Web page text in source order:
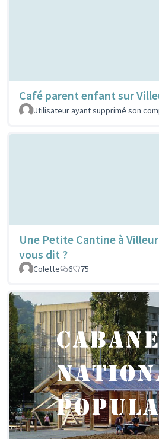
Café parent enfant sur
Utilisateur ayant supprimé son
Une Petite Cantine à
vous dit ?
Colette 6 75